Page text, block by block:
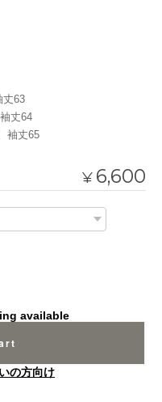
63
丈64
丈65
¥ 6,600
available
の方向け